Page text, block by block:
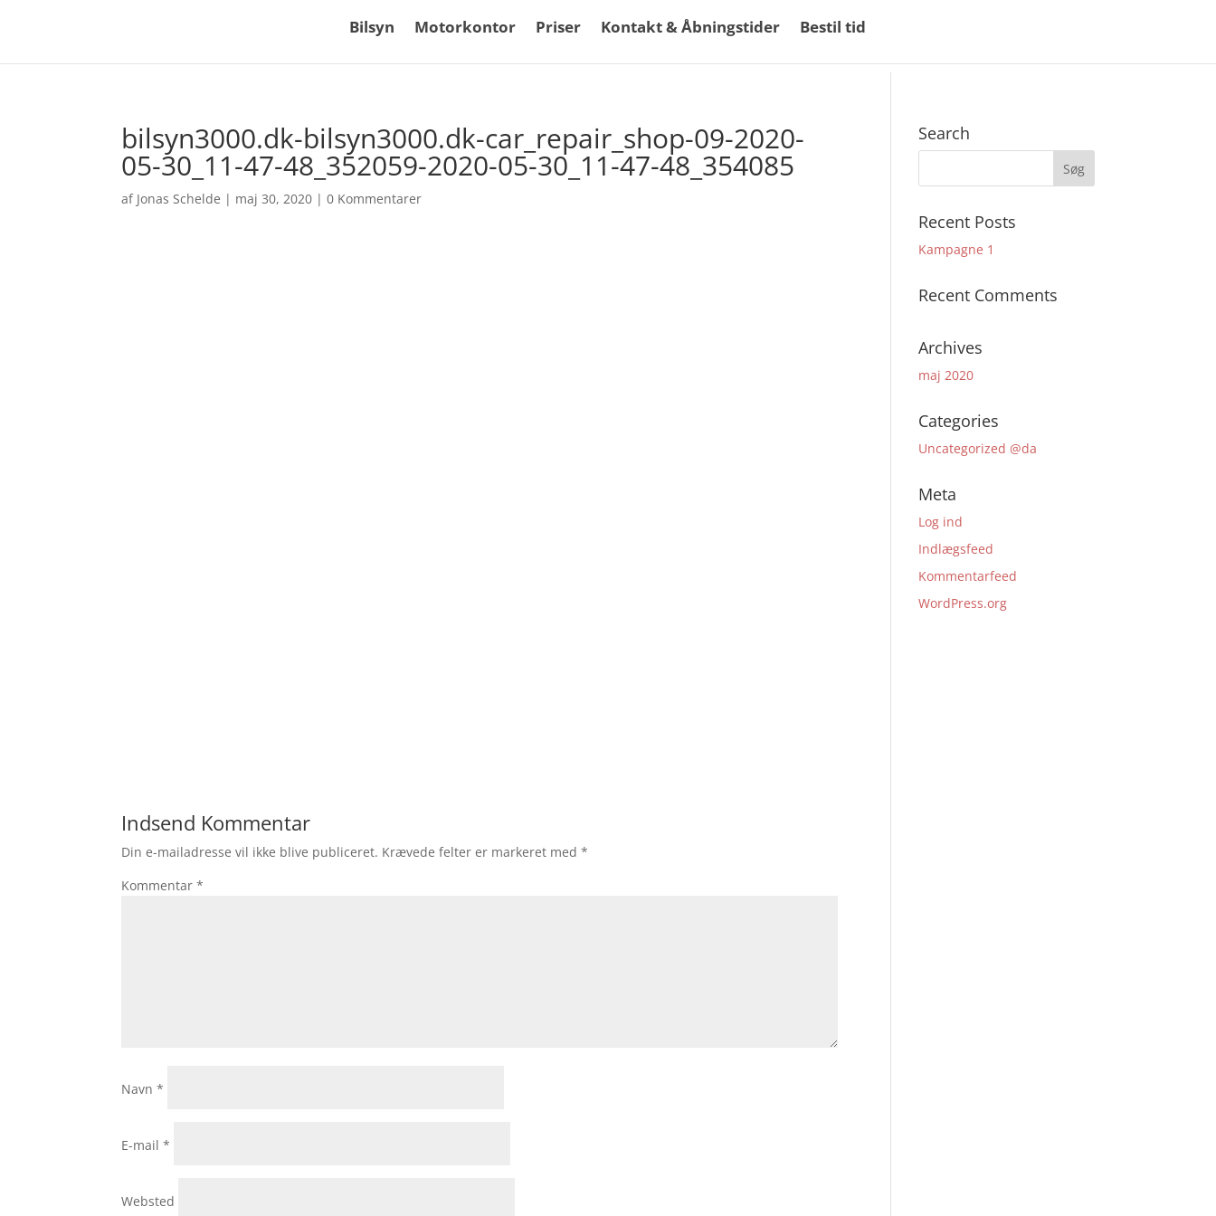
Bilsyn Motorkontor Priser Kontakt & Åbningstider Bestil tid
bilsyn3000.dk-bilsyn3000.dk-car_repair_shop-09-2020-
05-30_11-47-48_352059-2020-05-30_11-47-48_354085
af Jonas Schelde | maj 30, 2020 |0 Kommentarer
Indsend Kommentar
Din e-mailadresse vil ikke blive publiceret. Krævede felter er markeret med*
Kommentar*
Navn*
E-mail*
Websted
Search
Recent Posts
Kampagne 1
Recent Comments
Archives
maj 2020
Categories
Uncategorized @da
Meta
Log ind
Indlægsfeed
Kommentarfeed
WordPress.org